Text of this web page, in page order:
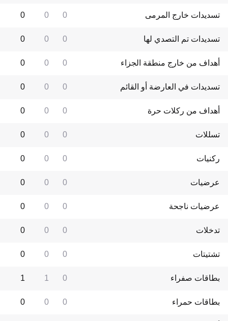
تسديدات خارج المرمى 0
0
0
تسديدات تم التصدي لها 0
0
0
أهداف من خارج منطقة الجزاء 0
0
0
تسديدات في العارضة أو القائم 0
0
0
أهداف من ركلات حرة 0
0
0
تسللات 0
0
0
ركنيات 0
0
0
عرضيات 0
0
0
عرضيات ناجحة 0
0
0
تدخلات 0
0
0
تشتيتات 0
0
0
بطاقات صفراء 0
1
1
بطاقات حمراء 0
0
0